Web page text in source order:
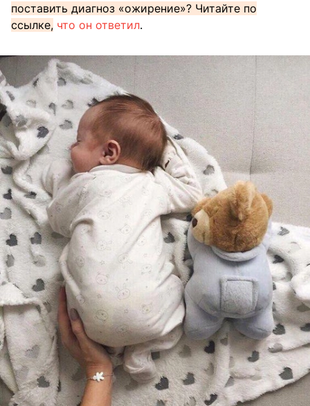
поставить диагноз «ожирение»? Читайте по
ссылке, что он ответил.